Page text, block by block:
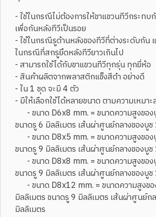
- ใช้ในกรณีไม่ต้องการให้ขาแขวนทีวีกระทบ
เพื่อกันหลังทีวีเป็นรอย
- ใช้ในกรณีรูด้านหลังของทีวีที่ต่างระดับกัน
ในกรณีที่สกรูยึดหลังทีวียาวเกินไป
- สามารถใช้ได้กับขาแขวนทีวีทุกรุ่น ทุกยี่ห้อ
- สินค้าผลิตจากพลาสติกแข็งสีดำ อย่างดี
- ใน 1 ชุด จะมี 4 ตัว
- มีให้เลือกใช้ได้หลายขนาด ตามความเหมา
- ขนาด D6x8 mm. = ขนาดความสูงของ
ขนาดรู 6 มิลลิเมตร เส้นผ่าศูนย์กลางของบู
- ขนาด D8x5 mm. = ขนาดความสูงของ
ขนาดรู 9 มิลลิเมตร เส้นผ่าศูนย์กลางของบู
- ขนาด D8x8 mm. = ขนาดความสูงของ
ขนาดรู 9 มิลลิเมตร เส้นผ่าศูนย์กลางของบู
- ขนาด D8x12 mm. = ขนาดความสูงข
มิลลิเมตร ขนาดรู 9 มิลลิเมตร เส้นผ่าศูนย์ก
มิลลิเมตร